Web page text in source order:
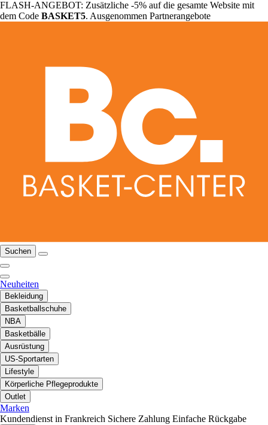
FLASH-ANGEBOT: Zusätzliche -5% auf die gesamte Website mit
dem Code BASKET5. Ausgenommen Partnerangebote
Suchen
Neuheiten
Bekleidung
Basketballschuhe
NBA
Basketbälle
Ausrüstung
US-Sportarten
Lifestyle
Körperliche Pflegeprodukte
Outlet
Marken
Kundendienst in Frankreich Sichere Zahlung Einfache Rückgabe